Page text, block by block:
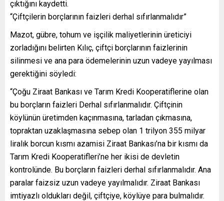
çıktığını kaydetti.
“Çiftçilerin borçlarının faizleri derhal sıfırlanmalıdır”
Mazot, gübre, tohum ve işçilik maliyetlerinin üreticiyi
zorladığını belirten Kılıç, çiftçi borçlarının faizlerinin
silinmesi ve ana para ödemelerinin uzun vadeye yayılması
gerektiğini söyledi:
“Çoğu Ziraat Bankası ve Tarım Kredi Kooperatiflerine olan
bu borçların faizleri Derhal sıfırlanmalıdır. Çiftçinin
köylünün üretimden kaçınmasına, tarladan çıkmasına,
topraktan uzaklaşmasına sebep olan 1 trilyon 355 milyar
liralık borcun kısmı azamisi Ziraat Bankası’na bir kısmı da
Tarım Kredi Kooperatifleri’ne her ikisi de devletin
kontrolünde. Bu borçların faizleri derhal sıfırlanmalıdır. Ana
paralar faizsiz uzun vadeye yayılmalıdır. Ziraat Bankası
imtiyazlı oldukları değil, çiftçiye, köylüye para bulmalıdır.